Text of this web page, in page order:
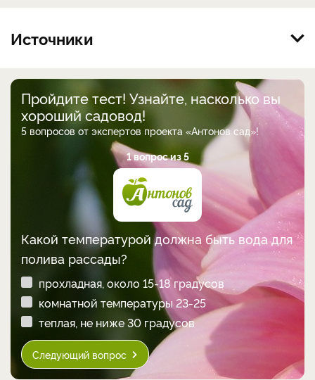
Источники
Пройдите тест! Узнайте, насколько вы
хороший садовод!
5 вопросов от экспертов проекта «Антонов сад»!
1 вопрос из 5
Какой температурой должна быть вода для
полива рассады?
прохладная, около 15-18 градусов
комнатной температуры 23-25
теплая, не ниже 30 градусов
Следующий вопрос